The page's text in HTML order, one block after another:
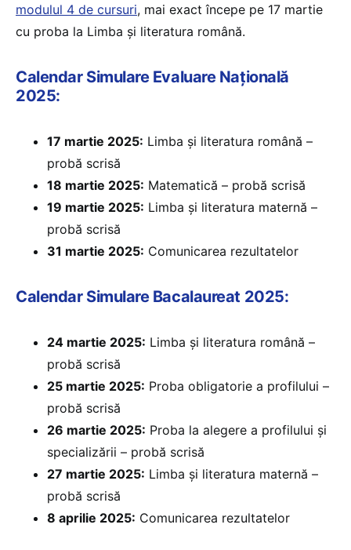
modulul 4 de cursuri, mai exact începe pe 17 martie
cu proba la Limba și literatura română.
Calendar Simulare Evaluare Națională
2025:
17 martie 2025: Limba și literatura română –
probă scrisă
18 martie 2025: Matematică – probă scrisă
19 martie 2025: Limba și literatura maternă –
probă scrisă
31 martie 2025: Comunicarea rezultatelor
Calendar Simulare Bacalaureat 2025:
24 martie 2025: ⁠Limba și literatura română –
probă scrisă
25 martie 2025: ⁠Proba obligatorie a profilului –
probă scrisă
26 martie 2025: Proba la alegere a profilului și
specializării – probă scrisă
27 martie 2025: Limba și literatura maternă –
probă scrisă
8 aprilie 2025: Comunicarea rezultatelor